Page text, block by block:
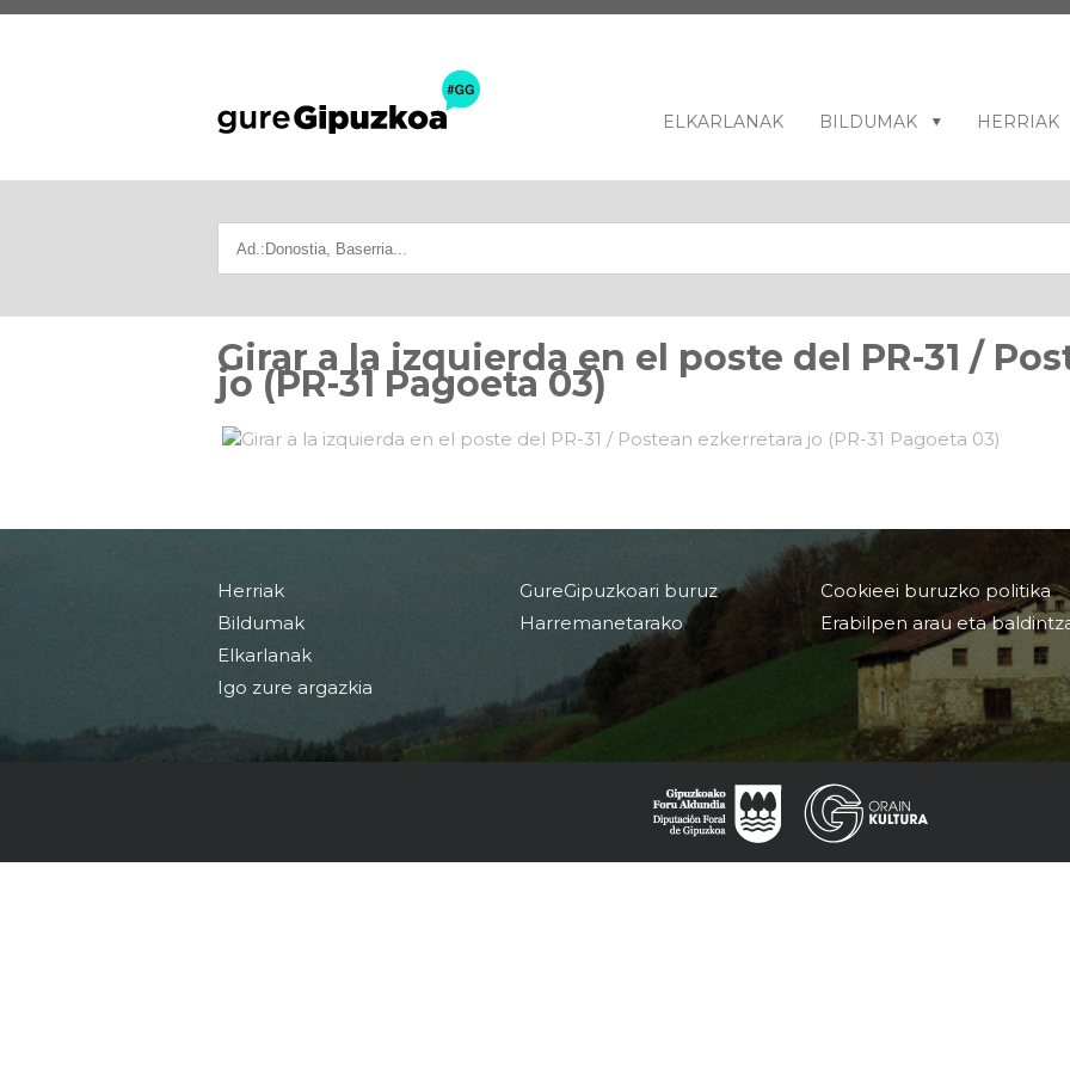
ELKARLANAK BILDUMAK HERRIAK
Girar a la izquierda en el poste del PR-31 /
jo (PR-31 Pagoeta 03)
Herriak
Bildumak
Elkarlanak
Igo zure argazkia
GureGipuzkoari buruz
Harremanetarako
Cookieei buruzko politika
Erabilpen arau eta